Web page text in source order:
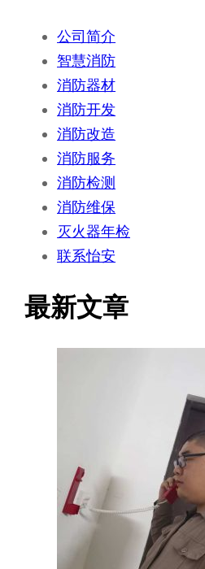
公司简介
智慧消防
消防器材
消防开发
消防改造
消防服务
消防检测
消防维保
灭火器年检
联系怡安
最新文章